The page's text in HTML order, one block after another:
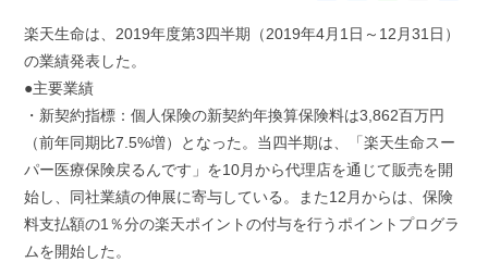
c
o
i
r
n
a
楽天生命は、2019年度第3四半期（2019年4月1日～12月31日）
の業績発表した。
●主要業績
・新契約指標：個人保険の新契約年換算保険料は3,862百万円
（前年同期比7.5%増）となった。当四半期は、「楽天生命スー
パー医療保険戻るんです」を10月から代理店を通じて販売を開
始し、同社業績の伸展に寄与している。また12月からは、保険
料支払額の1％分の楽天ポイントの付与を行うポイントプログラ
ムを開始した。